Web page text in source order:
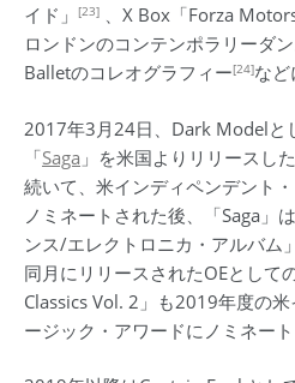
イド」
[23] 、X Box「Forza
ロンドンのコンテンポラリーダ
Balletのコレオグラフィー[24]など
2017年3月24日、Dark Modelと
「Saga 」を米国よりリリースし
続いて、米インディペンデント
ノミネートされた後、「Saga」
ンス/エレクトロニカ・アルバム
同月にリリースされたOEとして
Classics Vol. 2」も2019年度の
ージック・アワードにノミネート